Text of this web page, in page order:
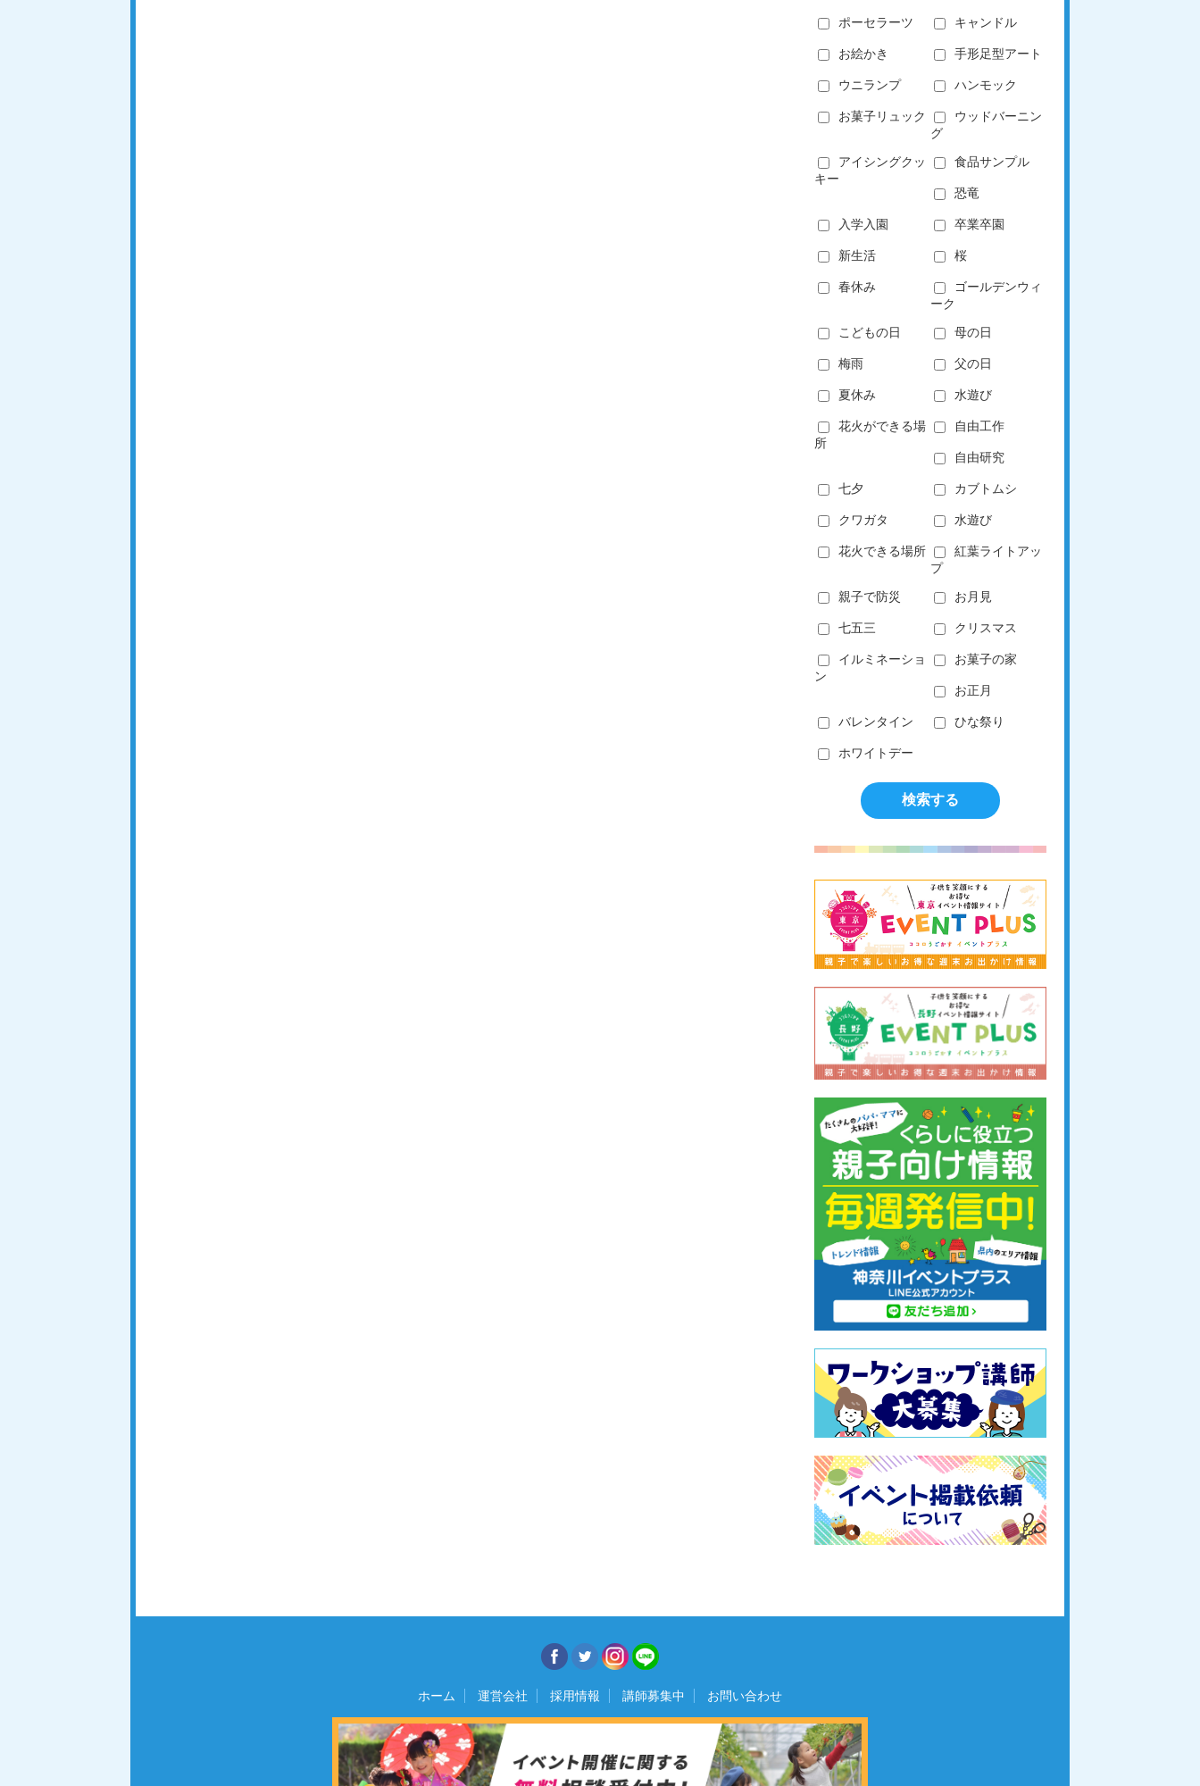
ポーセラーツ キャンドル
お絵かき 手形足型アート
ウニランプ ハンモック
お菓子リュック
ウッドバーニン
グ
アイシングクッ
キー
食品サンプル
恐竜
入学入園 卒業卒園
新生活 桜
春休み
ゴールデンウィ
ーク
こどもの日 母の日
梅雨 父の日
夏休み 水遊び
花火ができる場
所
自由工作
自由研究
七夕 カブトムシ
クワガタ 水遊び
花火できる場所
紅葉ライトアッ
プ
親子で防災 お月見
七五三 クリスマス
イルミネーショ
ン
お菓子の家
お正月
バレンタイン ひな祭り
ホワイトデー
ホーム 運営会社 採用情報 講師募集中 お問い合わせ